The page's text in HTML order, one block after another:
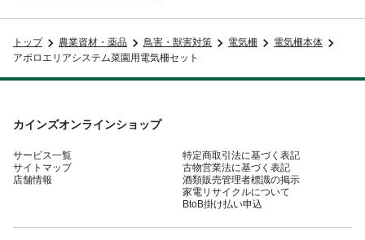
トップ 農業資材・薬品 鳥害・獣害対策 電気柵
電気柵本体
アポロエリアシステム菜園用電気柵セット
カインズオンラインショップ
サービス一覧
サイトマップ
店舗情報
特定商取引法に基づく表記
古物営業法に基づく表記
酒類販売管理者標識の掲示
家電リサイクルについて
BtoB掛け払い申込